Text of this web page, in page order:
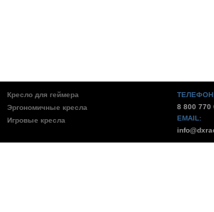
Кресло для геймера
Эргономичные кресла
Игровые кресла
8 800 770
EMAIL: